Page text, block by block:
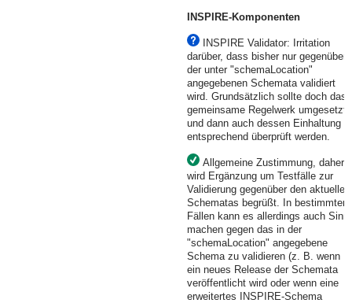
INSPIRE-Komponenten
INSPIRE Validator: Irritation
darüber, dass bisher nur gegenüber
der unter "schemaLocation"
angegebenen Schemata validiert
wird. Grundsätzlich sollte doch das
gemeinsame Regelwerk umgesetzt
und dann auch dessen Einhaltung
entsprechend überprüft werden.
Allgemeine Zustimmung, daher
wird Ergänzung um Testfälle zur
Validierung gegenüber den aktuellen
Schematas begrüßt. In bestimmten
Fällen kann es allerdings auch Sinn
machen gegen das in der
"schemaLocation" angegebene
Schema zu validieren (z. B. wenn
ein neues Release der Schemata
veröffentlicht wird oder wenn eine
erweitertes INSPIRE-Schema